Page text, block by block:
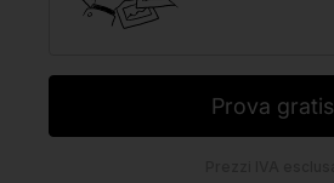
Prova gratis